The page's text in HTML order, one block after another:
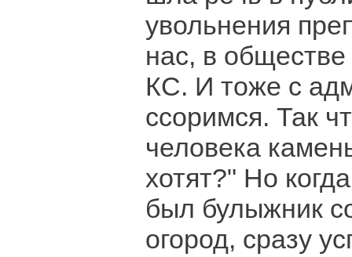
увольнения
нас, в
КС. И тоже с
ссоримся. Так
человека
хотят?" Но
был булыжник
огород, сразу